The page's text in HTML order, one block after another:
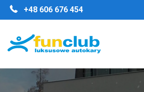
GALERIA
+48 606 676 454